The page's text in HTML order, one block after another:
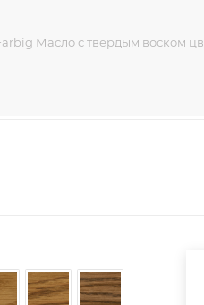
Масло с твердым воском